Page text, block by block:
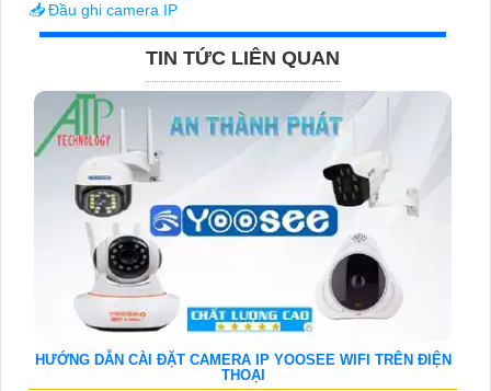
📥Đầu ghi camera IP
TIN TỨC LIÊN QUAN
HƯỚNG DẪN CÀI ĐẶT CAMERA IP YOOSEE WIFI TRÊN ĐIỆN
THOẠI